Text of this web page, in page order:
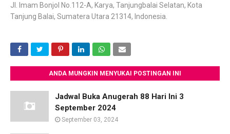
Jl. Imam Bonjol No.112-A, Karya, Tanjungbalai Selatan, Kota
Tanjung Balai, Sumatera Utara 21314, Indonesia.
ANDA MUNGKIN MENYUKAI POSTINGAN INI
Jadwal Buka Anugerah 88 Hari Ini 3
September 2024
September 03, 2024